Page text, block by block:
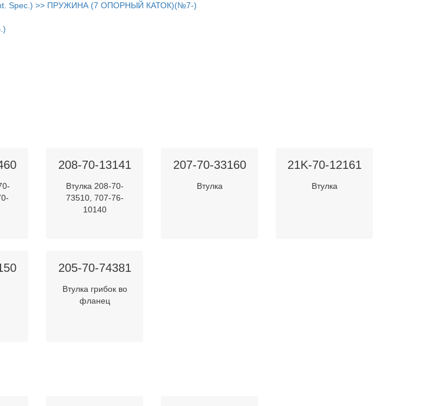
Spec.) >> ПРУЖИНА (7 ОПОРНЫЙ КАТОК)(№7-)
208-70-13141
Втулка 208-70-
73510, 707-76-
10140
207-70-33160
Втулка
21K-70-12161
Втулка
205-70-74381
Втулка грибок во
фланец